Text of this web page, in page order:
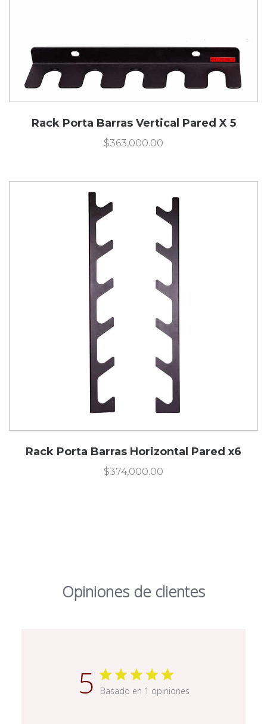
Rack Porta Barras Vertical Pared X 5
$363,000.00
Rack Porta Barras Horizontal Pared x6
$374,000.00
Opiniones de clientes
5 Basado en 1 opiniones